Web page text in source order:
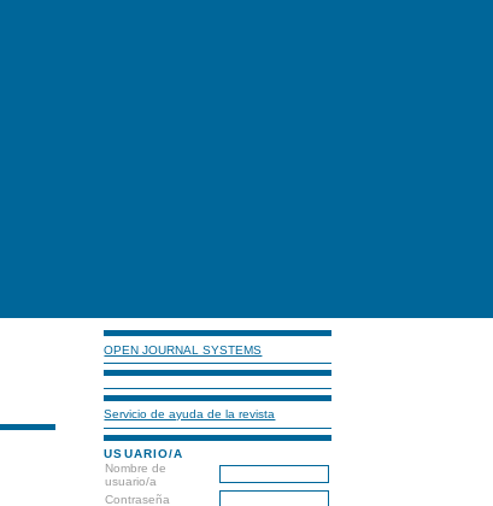
OPEN JOURNAL SYSTEMS
Servicio de ayuda de la revista
USUARIO/A
Nombre de
usuario/a
Contraseña